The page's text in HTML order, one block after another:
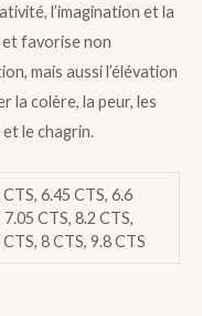
l’imagination et la
favorise non
mais aussi l’élévation
la colère, la peur, les
le chagrin.
6.45 CTS, 6.6
CTS, 8.2 CTS,
8 CTS, 9.8 CTS